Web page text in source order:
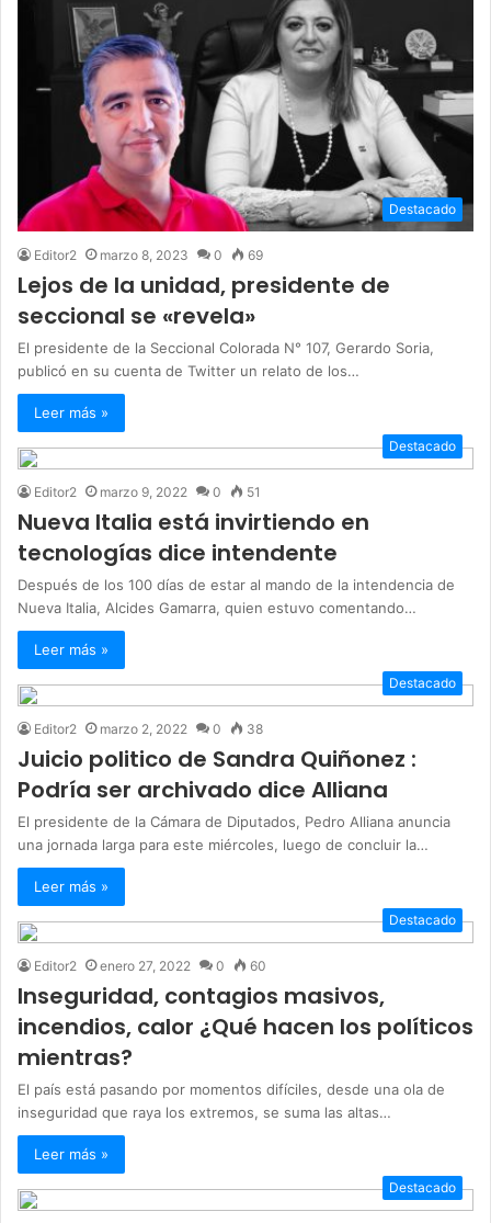
Destacado
Editor2 marzo 8, 2023 0 69
Lejos de la unidad, presidente de
seccional se «revela»
El presidente de la Seccional Colorada N° 107, Gerardo Soria,
publicó en su cuenta de Twitter un relato de los…
Leer más »
Destacado
Editor2 marzo 9, 2022 0 51
Nueva Italia está invirtiendo en
tecnologías dice intendente
Después de los 100 días de estar al mando de la intendencia de
Nueva Italia, Alcides Gamarra, quien estuvo comentando…
Leer más »
Destacado
Editor2 marzo 2, 2022 0 38
Juicio politico de Sandra Quiñonez :
Podría ser archivado dice Alliana
El presidente de la Cámara de Diputados, Pedro Alliana anuncia
una jornada larga para este miércoles, luego de concluir la…
Leer más »
Destacado
Editor2 enero 27, 2022 0 60
Inseguridad, contagios masivos,
incendios, calor ¿Qué hacen los políticos
mientras?
El país está pasando por momentos difíciles, desde una ola de
inseguridad que raya los extremos, se suma las altas…
Leer más »
Destacado